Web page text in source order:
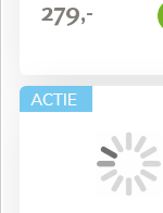
279,-